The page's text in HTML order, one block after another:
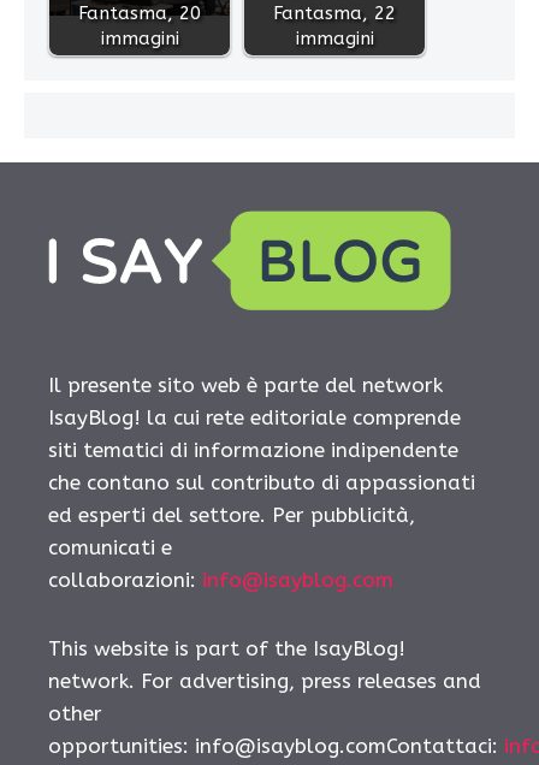
Fantasma, 20
immagini
Fantasma, 22
immagini
Il presente sito web è parte del network
IsayBlog! la cui rete editoriale comprende
siti tematici di informazione indipendente
che contano sul contributo di appassionati
ed esperti del settore. Per pubblicità,
comunicati e
collaborazioni: info@isayblog.com
This website is part of the IsayBlog!
network. For advertising, press releases and
other
opportunities: info@isayblog.comContattaci: